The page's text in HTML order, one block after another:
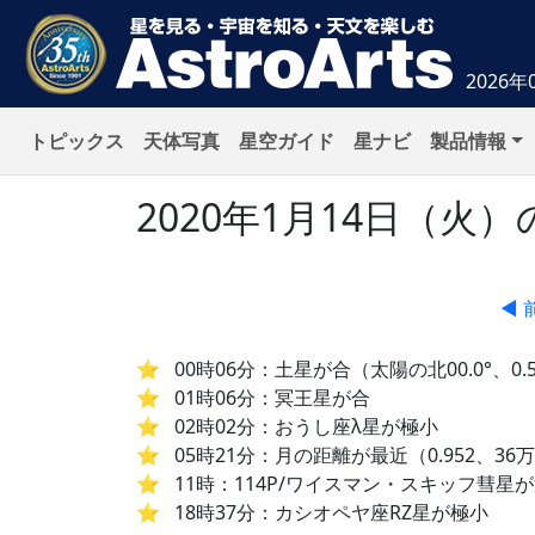
2026年
トピックス 天体写真 星空ガイド 星ナビ 製品情報
2020年1月14日（火
◀
00時06分：土星が合（太陽の北00.0°、
01時06分：冥王星が合
02時02分：おうし座λ星が極小
05時21分：月の距離が最近（0.952、36
11時：114P/ワイスマン・スキッフ彗星
18時37分：カシオペヤ座RZ星が極小